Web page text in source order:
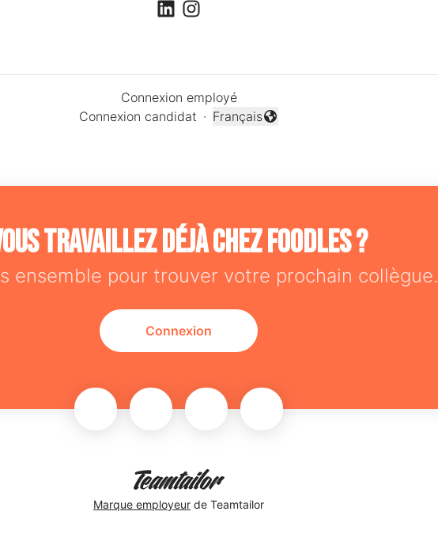
Connexion employé
Connexion candidat ·
Changer la langue
Français
travaillez déjà chez Foodles ?
ensemble pour trouver votre prochain collègue.
Connexion
Marque employeur de Teamtailor